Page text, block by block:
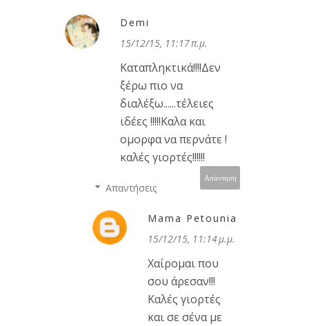
Demi
15/12/15, 11:17 π.μ.
Καταπληκτικά!!!!Δεν
ξέρω πιο να
διαλέξω......τέλειες
ιδέες !!!!!Καλα και
ομορφα να περνάτε !
καλές γιορτές!!!!!!
Απάντηση
Απαντήσεις
Mama Petounia
15/12/15, 11:14 μ.μ.
Χαίρομαι που
σου άρεσαν!!!
Καλές γιορτές
και σε σένα με